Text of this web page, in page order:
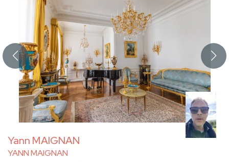
Yann MAIGNAN
YANN MAIGNAN